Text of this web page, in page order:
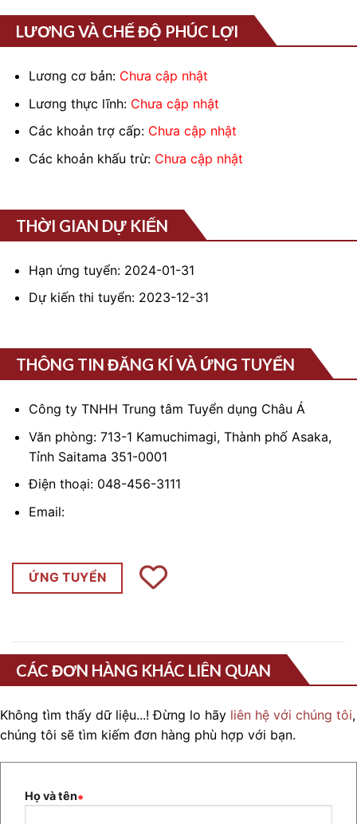
LƯƠNG VÀ CHẾ ĐỘ PHÚC LỢI
Lương cơ bản: Chưa cập nhật
Lương thực lĩnh: Chưa cập nhật
Các khoản trợ cấp: Chưa cập nhật
Các khoản khấu trừ: Chưa cập nhật
THỜI GIAN DỰ KIẾN
Hạn ứng tuyển: 2024-01-31
Dự kiến thi tuyển: 2023-12-31
THÔNG TIN ĐĂNG KÍ VÀ ỨNG TUYỂN
Công ty TNHH Trung tâm Tuyển dụng Châu Á
Văn phòng: 713-1 Kamuchimagi, Thành phố Asaka,
Tỉnh Saitama 351-0001
Điện thoại: 048-456-3111
Email:
ỨNG TUYỂN
CÁC ĐƠN HÀNG KHÁC LIÊN QUAN
Không tìm thấy dữ liệu...! Đừng lo hãy liên hệ với chúng tôi,
chúng tôi sẽ tìm kiếm đơn hàng phù hợp với bạn.
Họ và tên※